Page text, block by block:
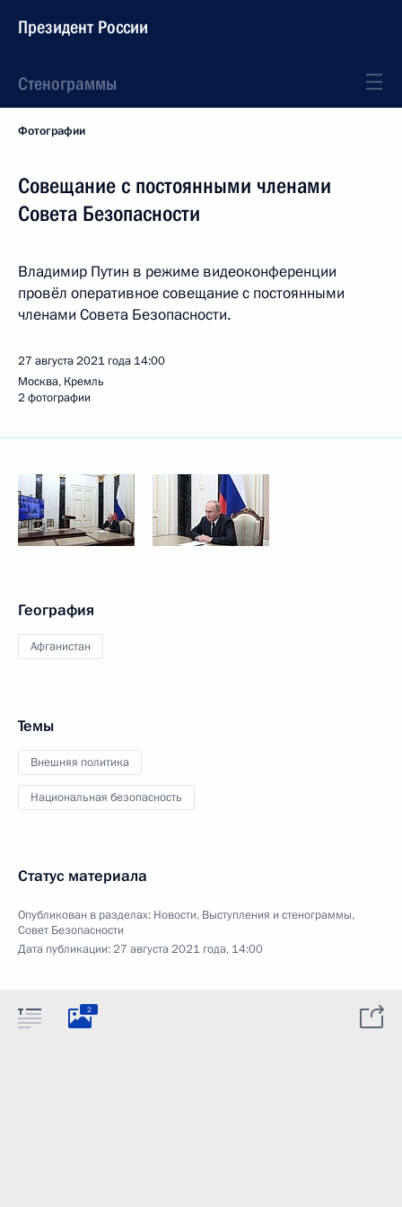
Президент России
Стенограммы
Фотографии
Совещание с постоянными членами
Совета Безопасности
Владимир Путин в режиме видеоконференции
провёл оперативное совещание с постоянными
членами Совета Безопасности.
27 августа 2021 года 14:00
Москва, Кремль
2 фотографии
География
Афганистан
Темы
Внешняя политика
Национальная безопасность
Статус материала
Опубликован в разделах: Новости, Выступления и стенограммы,
Совет Безопасности
Дата публикации:27 августа 2021 года, 14:00
2